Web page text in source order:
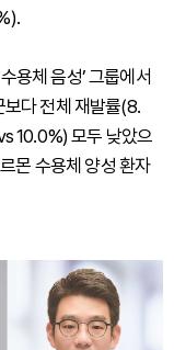
용체 음성’ 그룹에서
다 전체 재발률(8.
10.0%) 모두 낮았으
몬 수용체 양성 환자